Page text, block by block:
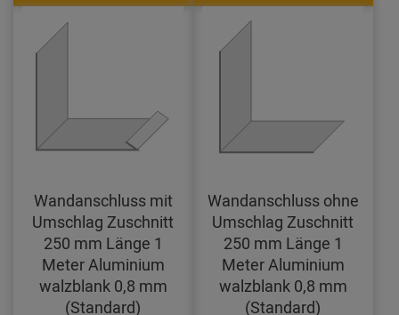
Wandanschluss mit
Umschlag Zuschnitt
250 mm Länge 1
Meter Aluminium
walzblank 0,8 mm
(Standard)
Wandanschluss ohne
Umschlag Zuschnitt
250 mm Länge 1
Meter Aluminium
walzblank 0,8 mm
(Standard)